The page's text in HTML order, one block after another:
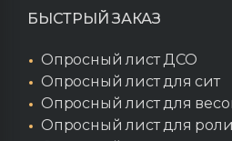
БЫСТРЫЙ ЗАКАЗ
Опросный лист ДСО
Опросный лист для сит
Опросный лист для
Опросный лист для